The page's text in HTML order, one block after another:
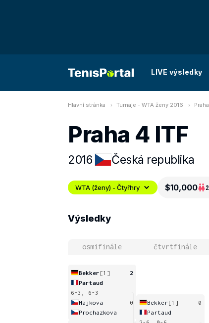
LIVE výsledky
Hlavní stránka Turnaje - WTA ženy 2016
Praha 4 ITF
2016 Česká republika
WTA (ženy) - Čtyřhry $10,000
Výsledky
osmifinále čtvrtfinále
Bekker [1]
2
Partaud
6-3, 6-3
Hajkova
0
Prochazkova
Bekker[1]
0
Partaud